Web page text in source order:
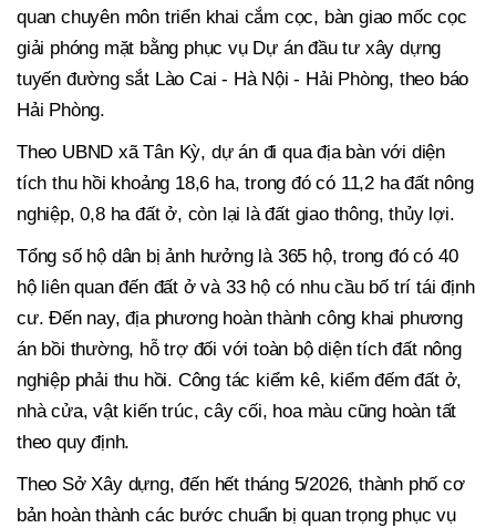
quan chuyên môn triển khai cắm cọc, bàn giao mốc cọc
giải phóng mặt bằng phục vụ Dự án đầu tư xây dựng
tuyến đường sắt Lào Cai - Hà Nội - Hải Phòng, theo báo
Hải Phòng.
Theo UBND xã Tân Kỳ, dự án đi qua địa bàn với diện
tích thu hồi khoảng 18,6 ha, trong đó có 11,2 ha đất nông
nghiệp, 0,8 ha đất ở, còn lại là đất giao thông, thủy lợi.
Tổng số hộ dân bị ảnh hưởng là 365 hộ, trong đó có 40
hộ liên quan đến đất ở và 33 hộ có nhu cầu bố trí tái định
cư. Đến nay, địa phương hoàn thành công khai phương
án bồi thường, hỗ trợ đối với toàn bộ diện tích đất nông
nghiệp phải thu hồi. Công tác kiểm kê, kiểm đếm đất ở,
nhà cửa, vật kiến trúc, cây cối, hoa màu cũng hoàn tất
theo quy định.
Theo Sở Xây dựng, đến hết tháng 5/2026, thành phố cơ
bản hoàn thành các bước chuẩn bị quan trọng phục vụ